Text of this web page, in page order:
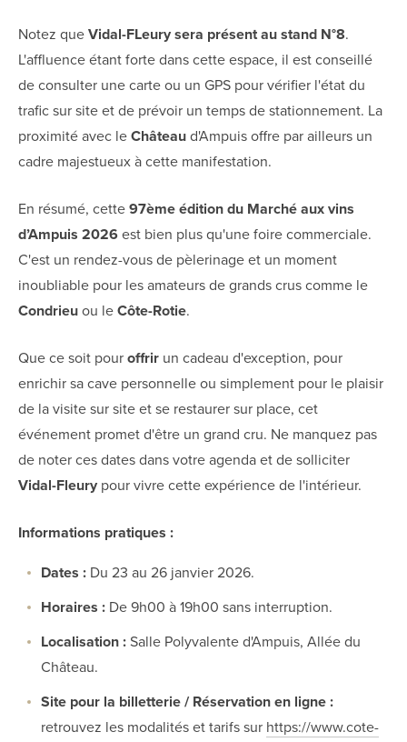
Notez que Vidal-FLeury sera présent au stand N°8.
L'affluence étant forte dans cette espace, il est conseillé
de consulter une carte ou un GPS pour vérifier l'état du
trafic sur site et de prévoir un temps de stationnement. La
proximité avec le Château d'Ampuis offre par ailleurs un
cadre majestueux à cette manifestation.
En résumé, cette 97ème édition du Marché aux vins
d’Ampuis 2026 est bien plus qu'une foire commerciale.
C'est un rendez-vous de pèlerinage et un moment
inoubliable pour les amateurs de grands crus comme le
Condrieu ou le Côte-Rotie.
Que ce soit pour offrir un cadeau d'exception, pour
enrichir sa cave personnelle ou simplement pour le plaisir
de la visite sur site et se restaurer sur place, cet
événement promet d'être un grand cru. Ne manquez pas
de noter ces dates dans votre agenda et de solliciter
Vidal-Fleury pour vivre cette expérience de l'intérieur.
Informations pratiques :
Dates : Du 23 au 26 janvier 2026.
Horaires : De 9h00 à 19h00 sans interruption.
Localisation : Salle Polyvalente d'Ampuis, Allée du
Château.
Site pour la billetterie / Réservation en ligne :
retrouvez les modalités et tarifs sur https://www.cote-